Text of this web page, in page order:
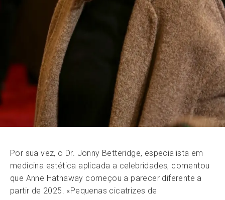
Por sua vez, o Dr. Jonny Betteridge, especialista em
medicina estética aplicada a celebridades, comentou
que Anne Hathaway começou a parecer diferente a
partir de 2025. «Pequenas cicatrizes de